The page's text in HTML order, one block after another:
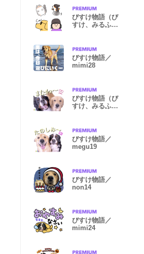
びすけ物語（び
すけ、みるふ）
びすけ物語／
mimi28
びすけ物語（び
すけ、みるふ）
びすけ物語／
megu19
びすけ物語／
non14
びすけ物語／
mimi24